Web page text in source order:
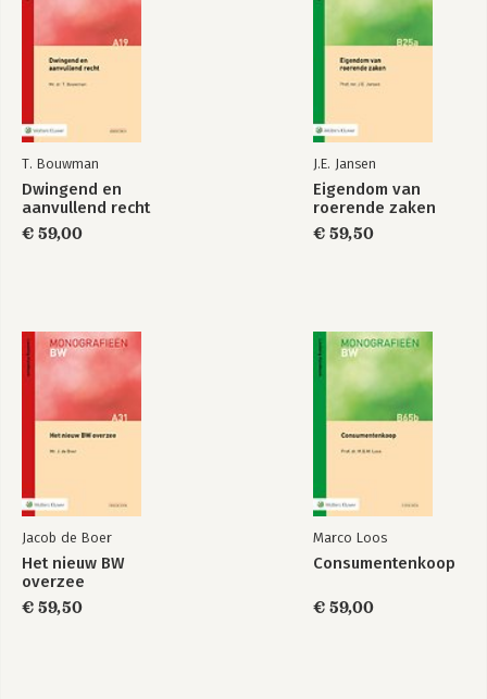
T. Bouwman
Dwingend en
aanvullend recht
€ 59,00
J.E. Jansen
Eigendom van
roerende zaken
€ 59,50
Jacob de Boer
Het nieuw BW
overzee
€ 59,50
Marco Loos
Consumentenkoop
€ 59,00